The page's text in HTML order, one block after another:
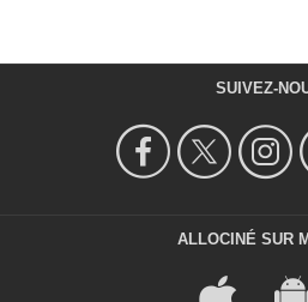
SUIVEZ-
ALLOCINÉ SUR